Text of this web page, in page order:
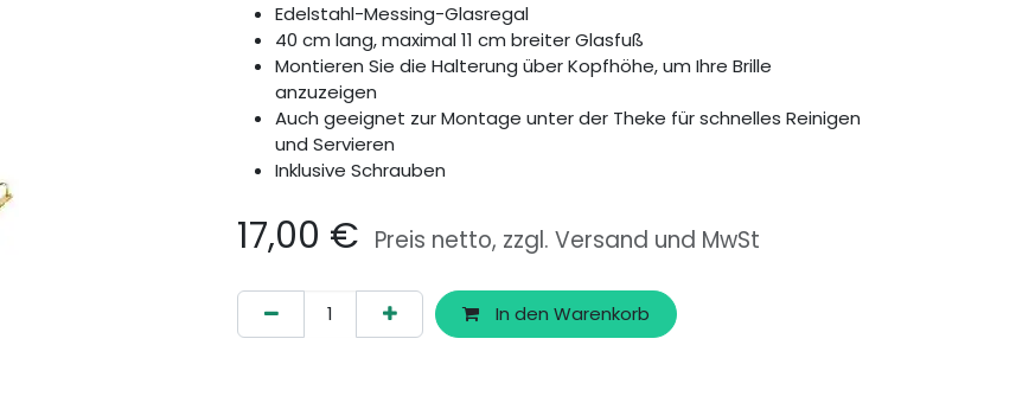
Edelstahl-Messing-Glasregal
40 cm lang, maximal 11 cm breiter Glasfuß
Montieren Sie die Halterung über Kopfhöhe, um Ihre Brille
anzuzeigen
Auch geeignet zur Montage unter der Theke für schnelles Reinigen
und Servieren
Inklusive Schrauben
17,00 € Preis netto, zzgl. Versand und MwSt
In den Warenkorb